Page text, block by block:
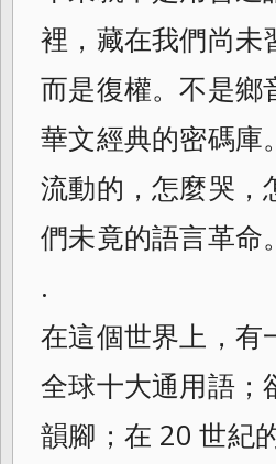
裡，藏在我們尚未
而是復權。不是鄉
華文經典的密碼庫
流動的，怎麼哭，
們未竟的語言革命。
.
在這個世界上，有
全球十大通用語；
韻腳；在 20 世紀